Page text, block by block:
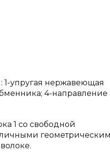
1-упругая нержавеющая
4-направление
1 со свободной